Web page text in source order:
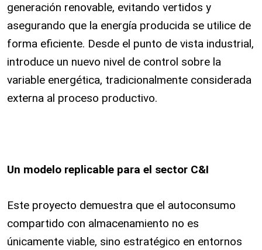
generación renovable, evitando vertidos y
asegurando que la energía producida se utilice de
forma eficiente. Desde el punto de vista industrial,
introduce un nuevo nivel de control sobre la
variable energética, tradicionalmente considerada
externa al proceso productivo.
Un modelo replicable para el sector C&I
Este proyecto demuestra que el autoconsumo
compartido con almacenamiento no es
únicamente viable, sino estratégico en entornos